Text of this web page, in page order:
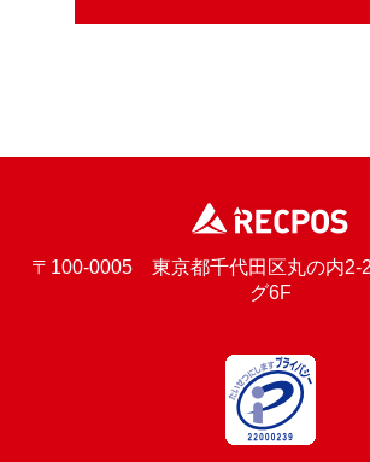
〒100-0005 東京都千代田区丸の内2-
グ6F